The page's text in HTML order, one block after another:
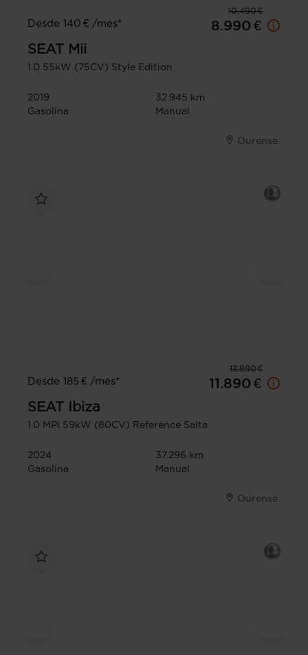
10.490 €
Desde 140 € /mes*
8.990 €
SEAT Mii
1.0 55kW (75CV) Style Edition
2019
32.945 km
Gasolina
Manual
Ourense
13.890 €
Desde 185 € /mes*
11.890 €
SEAT
Ibiza
1.0 MPI 59kW (80CV) Reference Salta
2024
37.296 km
Gasolina
Manual
Ourense